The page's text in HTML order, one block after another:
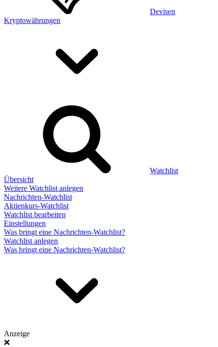
Devisen
Kryptowährungen
Watchlist
Übersicht
Weitere Watchlist anlegen
Nachrichten-Watchlist
Aktienkurs-Watchlist
Watchlist bearbeiten
Einstellungen
Was bringt eine Nachrichten-Watchlist?
Watchlist anlegen
Was bringt eine Nachrichten-Watchlist?
Anzeige
❌